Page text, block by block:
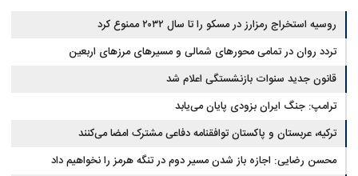
روسیه استخراج رمزارز در مسکو را تا سال ۲۰۳۲ ممنوع کرد
تردد روان در تمامی محورهای شمالی و مسیرهای مرزهای اربعین
قانون جدید سنوات بازنشستگی اعلام شد
ترامپ: جنگ ایران بزودی پایان می‌یابد
ترکیه، عربستان و پاکستان توافقنامه دفاعی مشترک امضا می‌کنند
محسن رضایی: اجازه باز شدن مسیر دوم در تنگه هرمز را نخواهیم داد